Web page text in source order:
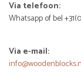
Via telefoon:
Whatsapp of bel
Via e-mail: